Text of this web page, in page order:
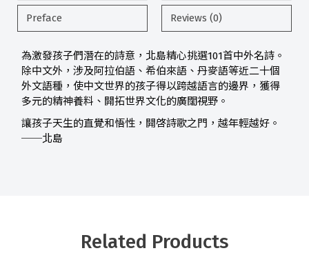
Preface Reviews (0)
為激發孩子們潛在的詩意，北島精心挑選101首中外名詩。
除中文外，涉及阿拉伯語、希伯來語、丹麥語等近二十個
外文語種，使中文世界的孩子得以跨越語言的邊界，獲得
多元的精神養料、開拓世界文化的廣闊視野。
讓孩子天生的直覺和悟性，開啓詩歌之門，越年輕越好。
──北島
Related Products